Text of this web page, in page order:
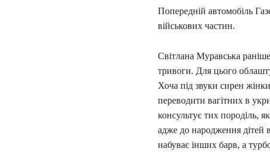
Попередній автомобіль
військових частин.
Світлана Муравська
тривоги. Для цього
Хоча під звуки сирен
переводити вагітних в
консультує тих породіль,
адже до народження дітей
набуває інших барв, а